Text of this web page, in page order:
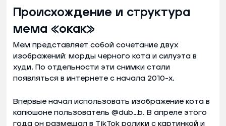
Происхождение и структура
мема «окак»
Мем представляет собой сочетание двух
изображений: морды черного кота и силуэта в
худи. По отдельности эти снимки стали
появляться в интернете с начала 2010-х.
Впервые начал использовать изображение кота в
капюшоне пользователь @dub…b. В апреле этого
года он размещал в TikTok ролики с картинкой и